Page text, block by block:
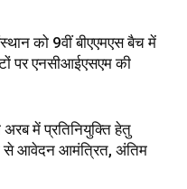
को 9वीं बीएएमएस बैच में
पर एनसीआईएसएम की
में प्रतिनियुक्ति हेतु
से आवेदन आमंत्रित, अंतिम